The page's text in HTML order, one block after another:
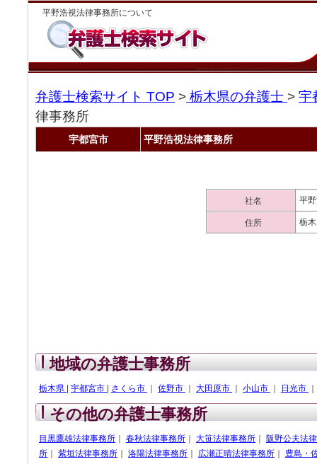
平野浩視法律事務所について
弁護士検索サイト TOP > 栃木県の弁護士 > 宇
律事務所
宇都宮市 平野浩視法律事務所
社名 平
住所 栃
地域の弁護士事務所
栃木県 宇都宮市 さくら市 佐野市 大田原市 小山市 日光市
その他の弁護士事務所
目黒鷹雄法律事務所 春秋法律事務所 大笹法律事務所
阪野公夫法
所
紫垣法律事務所 洛陽法律事務所 広瀬正晴法律事務所 豊島・